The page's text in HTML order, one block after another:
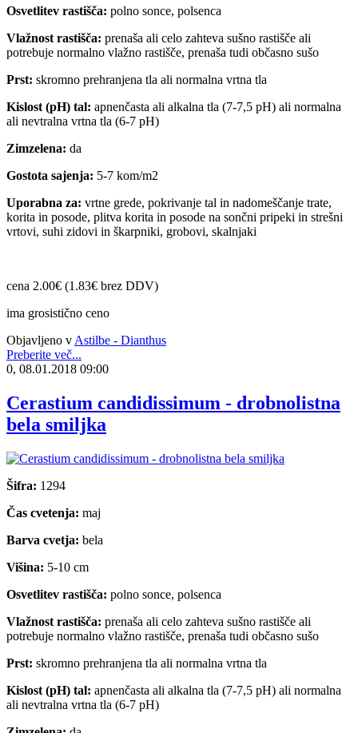
Osvetlitev rastišča: polno sonce, polsenca
Vlažnost rastišča: prenaša ali celo zahteva sušno rastišče ali
potrebuje normalno vlažno rastišče, prenaša tudi občasno sušo
Prst: skromno prehranjena tla ali normalna vrtna tla
Kislost (pH) tal: apnenčasta ali alkalna tla (7-7,5 pH) ali normalna
ali nevtralna vrtna tla (6-7 pH)
Zimzelena: da
Gostota sajenja: 5-7 kom/m2
Uporabna za: vrtne grede, pokrivanje tal in nadomeščanje trate,
korita in posode, plitva korita in posode na sončni pripeki in strešni
vrtovi, suhi zidovi in škarpniki, grobovi, skalnjaki
cena 2.00€ (1.83€ brez DDV)
ima grosistično ceno
Objavljeno v Astilbe - Dianthus
Preberite več...
0, 08.01.2018 09:00
Cerastium candidissimum - drobnolistna
bela smiljka
Šifra: 1294
Čas cvetenja: maj
Barva cvetja: bela
Višina: 5-10 cm
Osvetlitev rastišča: polno sonce, polsenca
Vlažnost rastišča: prenaša ali celo zahteva sušno rastišče ali
potrebuje normalno vlažno rastišče, prenaša tudi občasno sušo
Prst: skromno prehranjena tla ali normalna vrtna tla
Kislost (pH) tal: apnenčasta ali alkalna tla (7-7,5 pH) ali normalna
ali nevtralna vrtna tla (6-7 pH)